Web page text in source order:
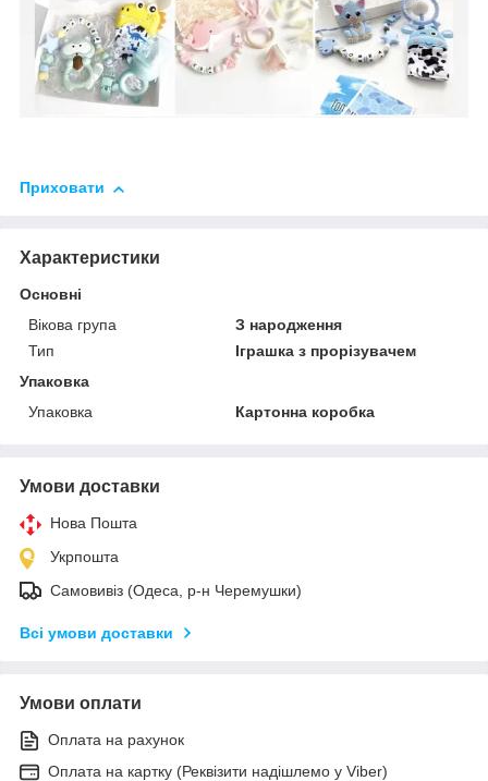
Приховати
Характеристики
Основні
Вікова група
З народження
Тип
Іграшка з прорізувачем
Упаковка
Упаковка
Картонна коробка
Умови доставки
Нова Пошта
Укрпошта
Самовивіз (Одеса, р-н Черемушки)
Всі умови доставки
Умови оплати
Оплата на рахунок
Оплата на картку (Реквізити надішлемо у Viber)